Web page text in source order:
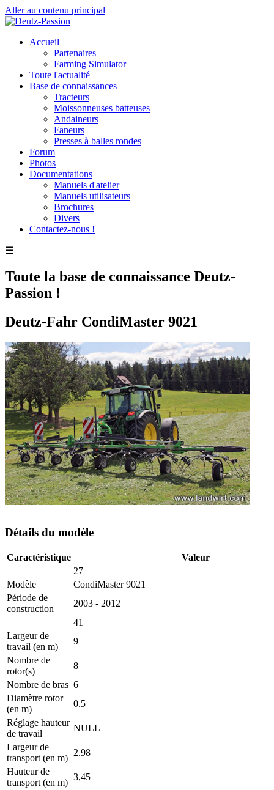
Aller au contenu principal
Accueil
Partenaires
Farming Simulator
Toute l'actualité
Base de connaissances
Tracteurs
Moissonneuses batteuses
Andaineurs
Faneurs
Presses à balles rondes
Forum
Photos
Documentations
Manuels d'atelier
Manuels utilisateurs
Brochures
Divers
Contactez-nous !
☰
Toute la base de connaissance Deutz-
Passion !
Deutz-Fahr CondiMaster 9021
Détails du modèle
Caractéristique
Valeur
27
Modèle
CondiMaster 9021
Période de
construction
2003 - 2012
41
Largeur de
travail (en m)
9
Nombre de
rotor(s)
8
Nombre de bras 6
Diamètre rotor
(en m)
0.5
Réglage hauteur
de travail
NULL
Largeur de
transport (en m)
2.98
Hauteur de
transport (en m)
3,45